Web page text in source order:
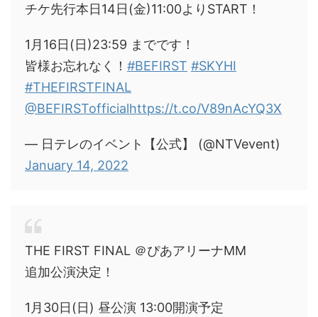
チケ先行本日14日(金)11:00よりSTART！
1月16日(日)23:59 までです！
皆様お忘れなく！ #BEFIRST #SKYHI
#THEFIRSTFINAL
@BEFIRSTofficialhttps://t.co/V89nAcYQ3X
— 日テレのイベント【公式】 (@NTVevent)
January 14, 2022
THE FIRST FINAL ＠ぴあアリーナMM
追加公演決定！
1月30日(日) 昼公演 13:00開演予定